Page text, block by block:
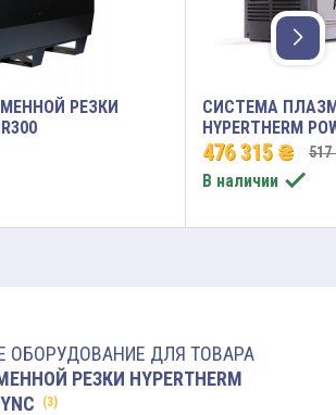
РЕЗКИ
СИСТЕМА
HYPERTHERM
476 315 ₴ 517
В наличии 
ОБОРУДОВАНИЕ ДЛЯ ТОВАРА
РЕЗКИ HYPERTHERM
(3)